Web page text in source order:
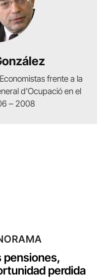
frente a la
d'Ocupació en el
– 2008
pensiones,
perdida